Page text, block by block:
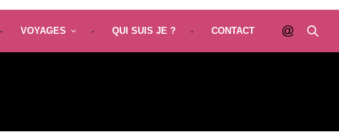
VOYAGES QUI SUIS JE ? CONTACT